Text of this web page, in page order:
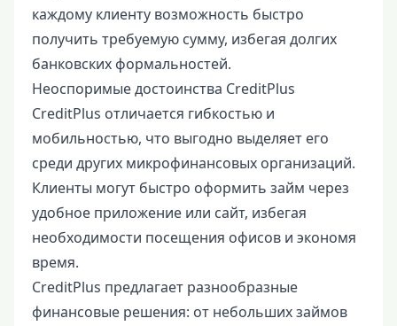
каждому клиенту возможность быстро
получить требуемую сумму, избегая долгих
банковских формальностей.
Неоспоримые достоинства CreditPlus
CreditPlus отличается гибкостью и
мобильностью, что выгодно выделяет его
среди других микрофинансовых организаций.
Клиенты могут быстро оформить займ через
удобное приложение или сайт, избегая
необходимости посещения офисов и экономя
время.
CreditPlus предлагает разнообразные
финансовые решения: от небольших займов